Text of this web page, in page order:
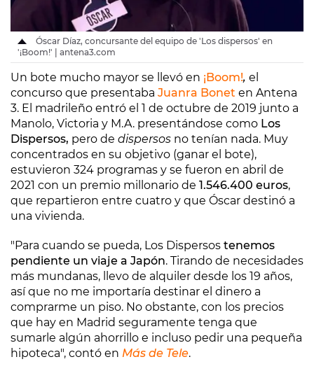
Óscar Díaz, concursante del equipo de 'Los dispersos' en
'¡Boom!' | antena3.com
Un bote mucho mayor se llevó en ¡Boom!, el
concurso que presentaba Juanra Bonet en Antena
3. El madrileño entró el 1 de octubre de 2019 junto a
Manolo, Victoria y M.A. presentándose como Los
Dispersos, pero de dispersos no tenían nada. Muy
concentrados en su objetivo (ganar el bote),
estuvieron 324 programas y se fueron en abril de
2021 con un premio millonario de 1.546.400 euros,
que repartieron entre cuatro y que Óscar destinó a
una vivienda.
"Para cuando se pueda, Los Dispersos tenemos
pendiente un viaje a Japón. Tirando de necesidades
más mundanas, llevo de alquiler desde los 19 años,
así que no me importaría destinar el dinero a
comprarme un piso. No obstante, con los precios
que hay en Madrid seguramente tenga que
sumarle algún ahorrillo e incluso pedir una pequeña
hipoteca", contó en Más de Tele.